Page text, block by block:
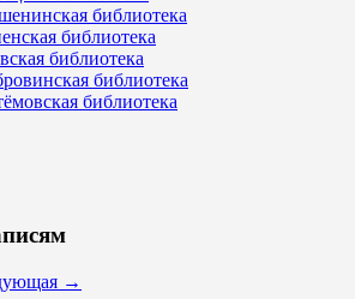
библиотека
библиотека
библиотека
библиотека
библиотека
→